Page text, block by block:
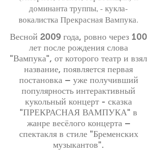
доминанта труппы, - кукла-
вокалистка Прекрасная Вампука.
Весной 2009 года, ровно через 100
лет после рождения слова
"Вампука", от которого театр и взял
название, появляется первая
постановка – уже получивший
популярность интерактивный
кукольный концерт - сказка
"ПРЕКРАСНАЯ ВАМПУКА" в
жанре весёлого концерта –
спектакля в стиле "Бременских
музыкантов".